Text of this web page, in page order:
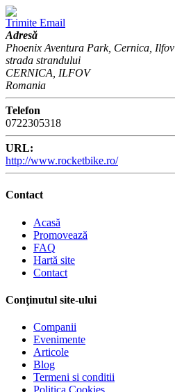
Trimite Email
Adresă
Phoenix Aventura Park, Cernica, Ilfov
strada strandului
CERNICA, ILFOV
Romania
Telefon
0722305318
URL:
http://www.rocketbike.ro/
Contact
Acasă
Promovează
FAQ
Hartă site
Contact
Conţinutul site-ului
Companii
Evenimente
Articole
Blog
Termeni si conditii